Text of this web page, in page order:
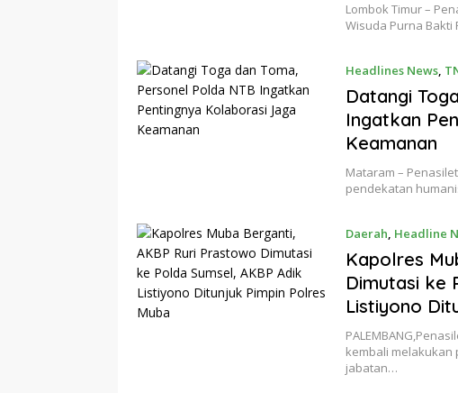
Lombok Timur –
Wisuda Purna
Headlines News,
Datangi
Ingatkan
Keamanan
Mataram –
pendekatan
Daerah, Headline
Kapolres
Dimutasi ke
Listiyono
kembali melakukan
jabatan…